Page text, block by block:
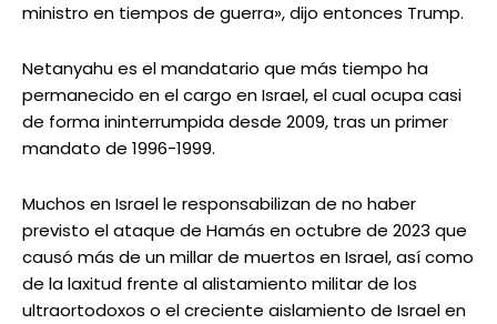
ministro en tiempos de guerra», dijo entonces Trump.
Netanyahu es el mandatario que más tiempo ha
permanecido en el cargo en Israel, el cual ocupa casi
de forma ininterrumpida desde 2009, tras un primer
mandato de 1996-1999.
Muchos en Israel le responsabilizan de no haber
previsto el ataque de Hamás en octubre de 2023 que
causó más de un millar de muertos en Israel, así como
de la laxitud frente al alistamiento militar de los
ultraortodoxos o el creciente aislamiento de Israel en